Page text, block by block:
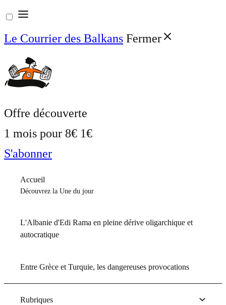
Aller
au
contenu
Le Courrier des Balkans Fermer
Offre découverte
1 mois pour 8€ 1€
S'abonner
Accueil
Découvrez la Une du jour
L'Albanie d'Edi Rama en pleine dérive oligarchique et
autocratique
Entre Grèce et Turquie, les dangereuses provocations
Rubriques